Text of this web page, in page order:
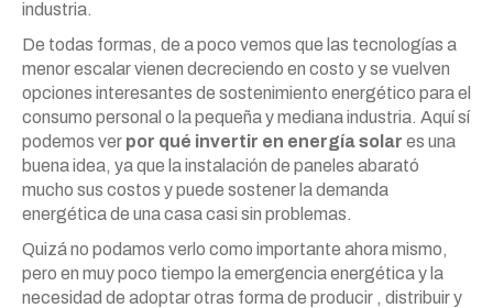
industria.
De todas formas, de a poco vemos que las tecnologías a
menor escalar vienen decreciendo en costo y se vuelven
opciones interesantes de sostenimiento energético para el
consumo personal o la pequeña y mediana industria. Aquí sí
podemos ver por qué invertir en energía solar es una
buena idea, ya que la instalación de paneles abarató
mucho sus costos y puede sostener la demanda
energética de una casa casi sin problemas.
Quizá no podamos verlo como importante ahora mismo,
pero en muy poco tiempo la emergencia energética y la
necesidad de adoptar otras forma de producir , distribuir y